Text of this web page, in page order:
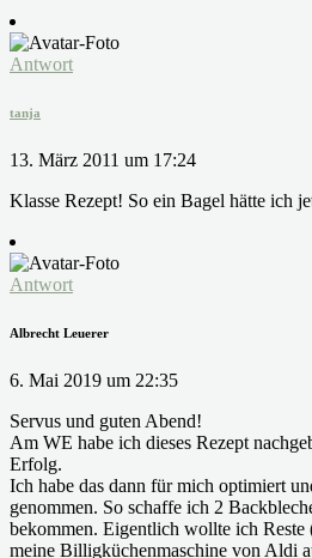
Antwort
tanja
13. März 2011 um 17:24
Klasse Rezept! So ein Bagel hätte ich
Antwort
Albrecht Leuerer
6. Mai 2019 um 22:35
Servus und guten Abend!
Am WE habe ich dieses Rezept
Erfolg.
Ich habe das dann für mich optimiert
genommen. So schaffe ich 2
bekommen. Eigentlich wollte ich Reste
meine Billigküchenmaschine von Aldi